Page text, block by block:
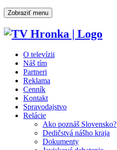
Zobraziť menu
O televízii
Náš tím
Partneri
Reklama
Cenník
Kontakt
Spravodajstvo
Relácie
Ako poznáš Slovensko?
Dedičstvá nášho kraja
Dokumenty